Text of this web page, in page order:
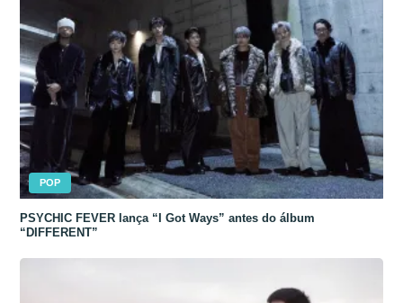
POP
PSYCHIC FEVER lança “I Got Ways” antes do álbum
“DIFFERENT”